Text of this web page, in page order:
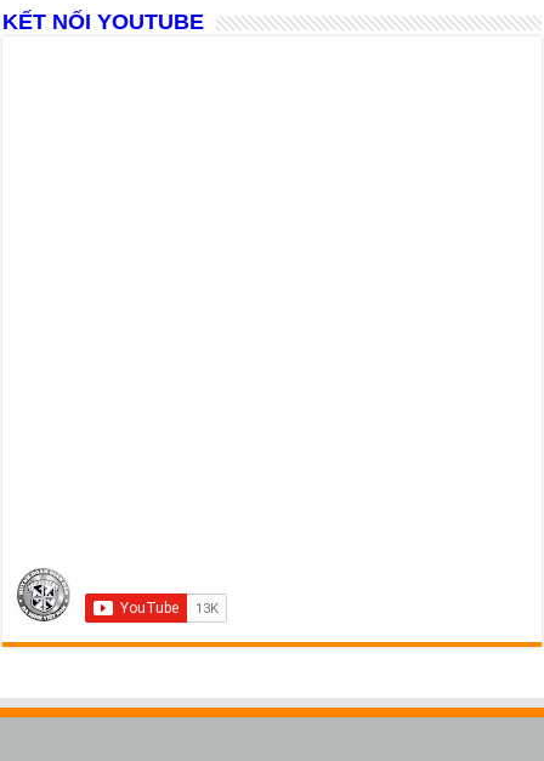
KẾT NỐI YOUTUBE